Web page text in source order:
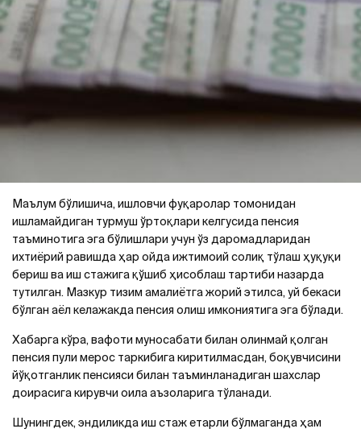
Маълум бўлишича, ишловчи фуқаролар томонидан
ишламайдиган турмуш ўртоқлари келгусида пенсия
таъминотига эга бўлишлари учун ўз даромадларидан
ихтиёрий равишда ҳар ойда ижтимоий солиқ тўлаш ҳуқуқи
бериш ва иш стажига қўшиб ҳисоблаш тартиби назарда
тутилган. Мазкур тизим амалиётга жорий этилса, уй бекаси
бўлган аёл келажакда пенсия олиш имкониятига эга бўлади.
Хабарга кўра, вафоти муносабати билан олинмай қолган
пенсия пули мерос таркибига киритилмасдан, боқувчисини
йўқотганлик пенсияси билан таъминланадиган шахслар
доирасига кирувчи оила аъзоларига тўланади.
Шунингдек, эндиликда иш стаж етарли бўлмаганда ҳам